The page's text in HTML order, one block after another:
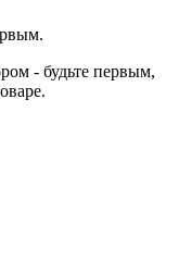
- будьте первым,